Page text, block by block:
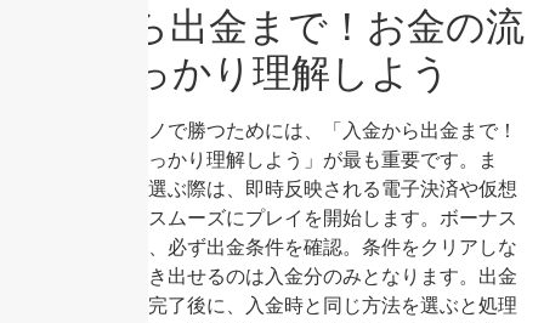
入金から出金まで！お金の流
れをしっかり理解しよう
オンラインカジノで勝つためには、「入金から出金まで！
お金の流れをしっかり理解しよう」が最も重要です。ま
ず、入金方法を選ぶ際は、即時反映される電子決済や仮想
通貨を活用し、スムーズにプレイを開始します。ボーナス
を獲得した際は、必ず出金条件を確認。条件をクリアしな
いと、実際に引き出せるのは入金分のみとなります。出金
時は、本人確認完了後に、入金時と同じ方法を選ぶと処理